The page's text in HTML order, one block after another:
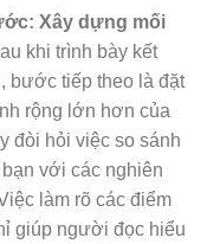
Xây dựng mối
khi trình bày kết
bước tiếp theo là đặt
rộng lớn hơn của
đòi hỏi việc so sánh
với các nghiên
làm rõ các điểm
giúp người đọc hiểu